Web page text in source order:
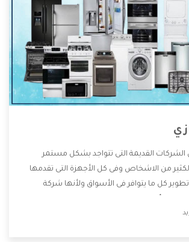
القديمة التى تتواجد بشكل مستمر
من الاشخاص وفى كل الأجهزة التى تقدمها
كل ما يتوافر فى الأسواق ولأنها شركة
العروض والخصومات التى تسهل على